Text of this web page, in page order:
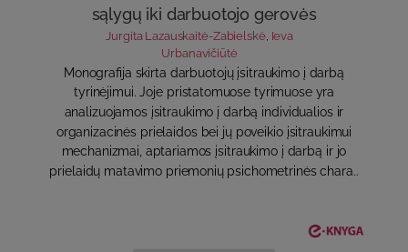
sąlygų iki darbuotojo gerovės
Jurgita Lazauskaitė-Zabielskė Ieva
Urbanavičiūtė
Monografija skirta darbuotojų įsitraukimo į darbą
tyrinėjimui. Joje pristatomuose tyrimuose yra
analizuojamos įsitraukimo į darbą individualios ir
organizacinės prielaidos bei jų poveikio įsitraukimui
mechanizmai, aptariamos įsitraukimo į darbą ir jo
prielaidų matavimo priemonių psichometrinės chara..